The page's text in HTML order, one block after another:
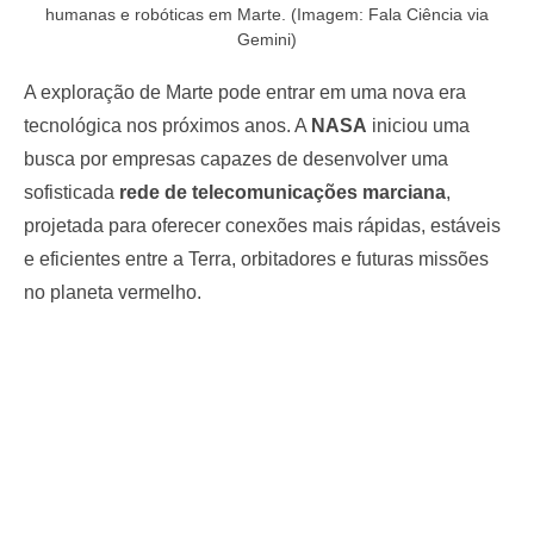
humanas e robóticas em Marte. (Imagem: Fala Ciência via
Gemini)
A exploração de Marte pode entrar em uma nova era
tecnológica nos próximos anos. A NASA iniciou uma
busca por empresas capazes de desenvolver uma
sofisticada rede de telecomunicações marciana,
projetada para oferecer conexões mais rápidas, estáveis
e eficientes entre a Terra, orbitadores e futuras missões
no planeta vermelho.